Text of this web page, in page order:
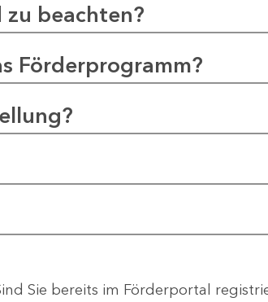
zu beachten?
Förderprogramm?
Sie bereits im Förderportal